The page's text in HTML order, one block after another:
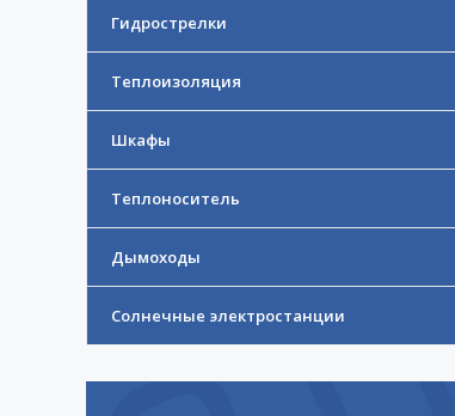
Гидрострелки
Теплоизоляция
Шкафы
Теплоноситель
Дымоходы
Солнечные электростанции